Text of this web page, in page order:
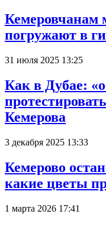
Кемеровчанам
погружают в
31 июля 2025 13:25
Как в Дубае:
Кемерова
3 декабря 2025 13:33
Кемерово
какие цветы
1 марта 2026 17:41